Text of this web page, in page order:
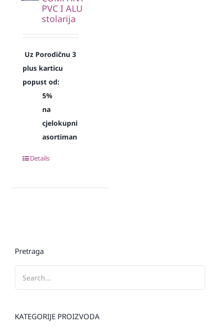
PVC I ALU
stolarija
Uz Porodičnu 3
plus karticu
popust od:
5%
na
cjelokupni
asortiman
Details
Pretraga
KATEGORIJE PROIZVODA